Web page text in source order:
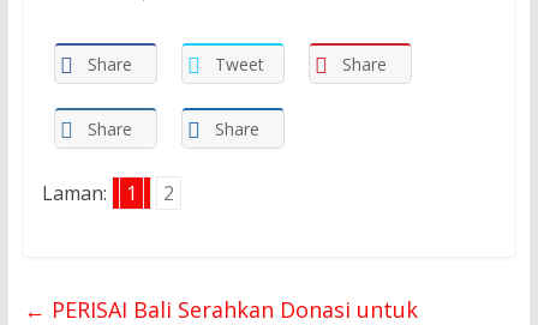
Share Tweet Share
Share Share
Laman: 1 2
← PERISAI Bali Serahkan Donasi untuk